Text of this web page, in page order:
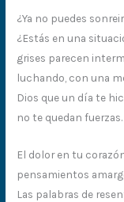
¿Ya no puedes
¿Estás en una
grises parecen
luchando, con una
Dios que un día te
no te quedan fuerzas.
El dolor en tu
pensamientos
Las palabras de